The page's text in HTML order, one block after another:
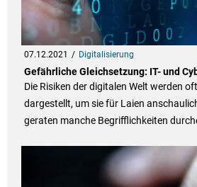
07.12.2021 Digitalisierung
Gefährliche Gleichsetzung: IT- und
Die Risiken der digitalen Welt werden
dargestellt, um sie für Laien
geraten manche Begrifflichkeiten